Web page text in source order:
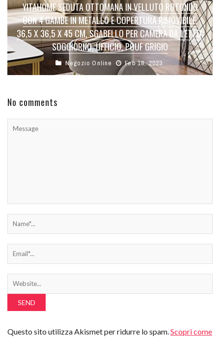
YITAHOME SEDUTA OTTOMANA IN VELLUTO ROTONDO
CON 4 GAMBE IN METALLO E COPERTURA RIMOVIBILE,
36,5 X 36,5 X 45 CM, SGABELLO PER CAMERA DA LETTO,
SOGGIORNO, UFFICIO, POUF GRIGIO
Negozio Online Feb 18, 2023
No comments
Questo sito utilizza Akismet per ridurre lo spam.Scopri come